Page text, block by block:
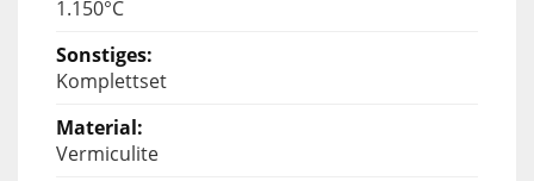
1.150°C
Komplettset
Vermiculite